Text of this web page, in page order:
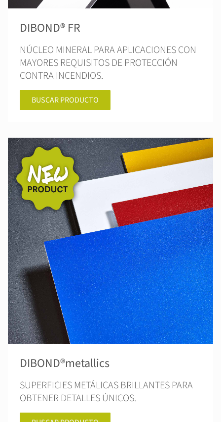
DIBOND® FR
NÚCLEO MINERAL PARA APLICACIONES CON
MAYORES REQUISITOS DE PROTECCIÓN
CONTRA INCENDIOS.
BUSCAR PRODUCTO
DIBOND®metallics
SUPERFICIES METÁLICAS BRILLANTES PARA
OBTENER DETALLES ÚNICOS.